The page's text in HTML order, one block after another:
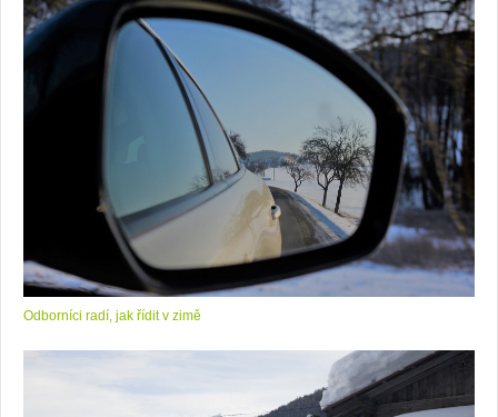
Odborníci radí, jak řídit v zimě